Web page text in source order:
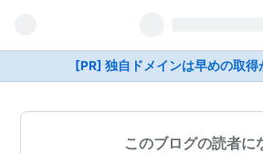
[PR] 独自ドメインは早めの取得
このブログの読者に